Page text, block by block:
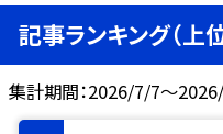
記事ランキング（上
集計期間：2026/7/7～